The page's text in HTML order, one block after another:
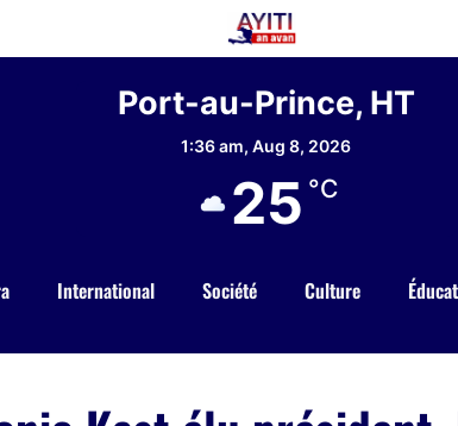
Port-au-Prince, HT
1:36 am,Aug 8, 2026
25 °C
International Société Culture